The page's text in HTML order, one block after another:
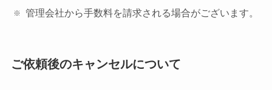
管理会社から手数料を請求される場合がございます。
ご依頼後のキャンセルについて